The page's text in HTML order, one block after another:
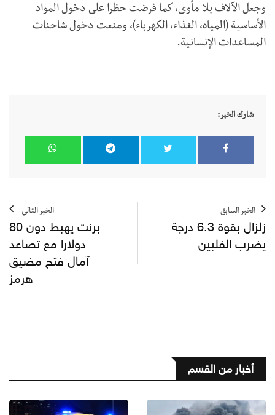
وجعل الآلاف بلا مأوى، كما فرضت حظرا على دخول المواد
الأساسية (المياه، الغذاء، الكهرباء)، ومنعت دخول شاحنات
المساعدات الإنسانية.
شارك الخبر:
الخبر السابق
زلزال بقوة 6.3 درجة
يضرب الفلبين
الخبر التالي
برنت يهبط دون 80
دولارا مع تصاعد
آمال فتح مضيق
هرمز
أخبار من القسم